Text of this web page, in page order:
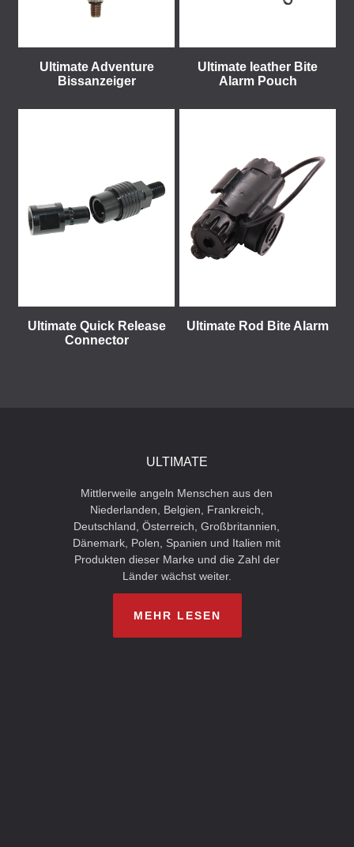
Ultimate Adventure
Bissanzeiger
Ultimate leather Bite
Alarm Pouch
Ultimate Quick Release
Connector
Ultimate Rod Bite Alarm
ULTIMATE
Mittlerweile angeln Menschen aus den
Niederlanden, Belgien, Frankreich,
Deutschland, Österreich, Großbritannien,
Dänemark, Polen, Spanien und Italien mit
Produkten dieser Marke und die Zahl der
Länder wächst weiter.
MEHR LESEN